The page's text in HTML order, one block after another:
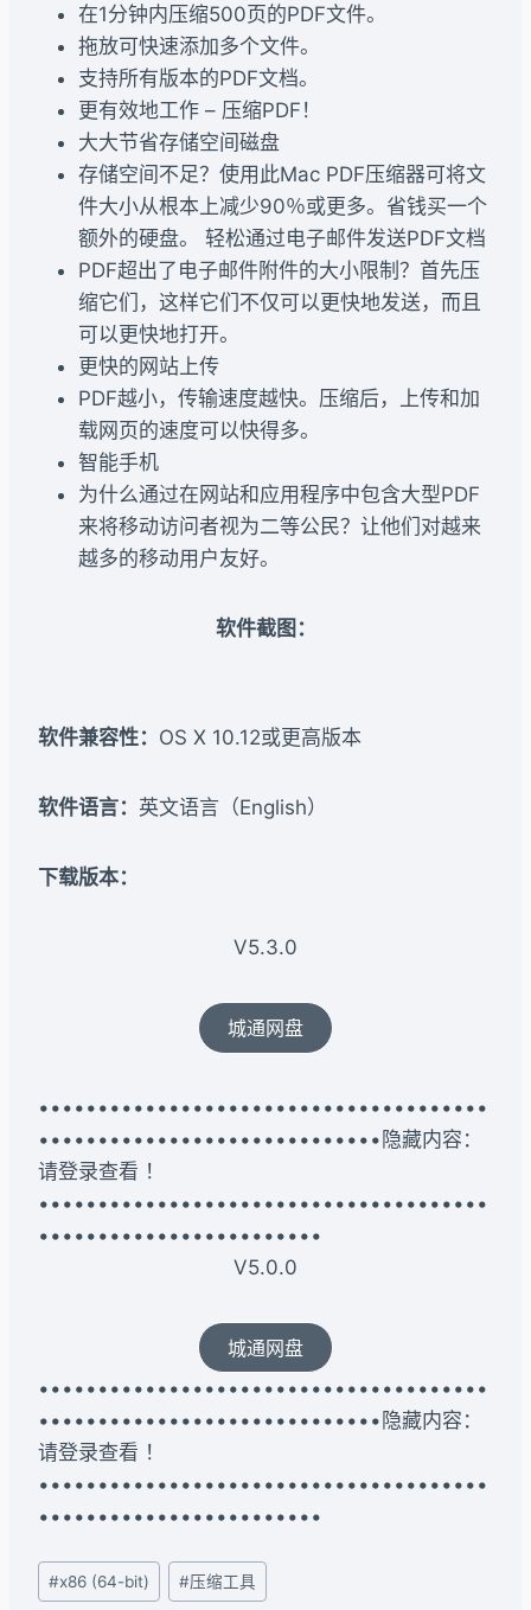
在1分钟内压缩500页的PDF文件。
拖放可快速添加多个文件。
支持所有版本的PDF文档。
更有效地工作 – 压缩PDF！
大大节省存储空间磁盘
存储空间不足？使用此Mac PDF压缩器可将文
件大小从根本上减少90％或更多。省钱买一个
额外的硬盘。 轻松通过电子邮件发送PDF文档
PDF超出了电子邮件附件的大小限制？首先压
缩它们，这样它们不仅可以更快地发送，而且
可以更快地打开。
更快的网站上传
PDF越小，传输速度越快。压缩后，上传和加
载网页的速度可以快得多。
智能手机
为什么通过在网站和应用程序中包含大型PDF
来将移动访问者视为二等公民？让他们对越来
越多的移动用户友好。
软件截图：
软件兼容性： OS X 10.12或更高版本
软件语言： 英文语言（English）
下载版本：​
V5.3.0
城通网盘
••••••••••••••••••••••••••••••••••••••
•••••••••••••••••••••••••••••隐藏内容：
请登录查看 ！
••••••••••••••••••••••••••••••••••••••
••••••••••••••••••••••••
V5.0.0
城通网盘
••••••••••••••••••••••••••••••••••••••
•••••••••••••••••••••••••••••隐藏内容：
请登录查看 ！
••••••••••••••••••••••••••••••••••••••
••••••••••••••••••••••••
文
章
#x86 (64-bit) #压缩工具